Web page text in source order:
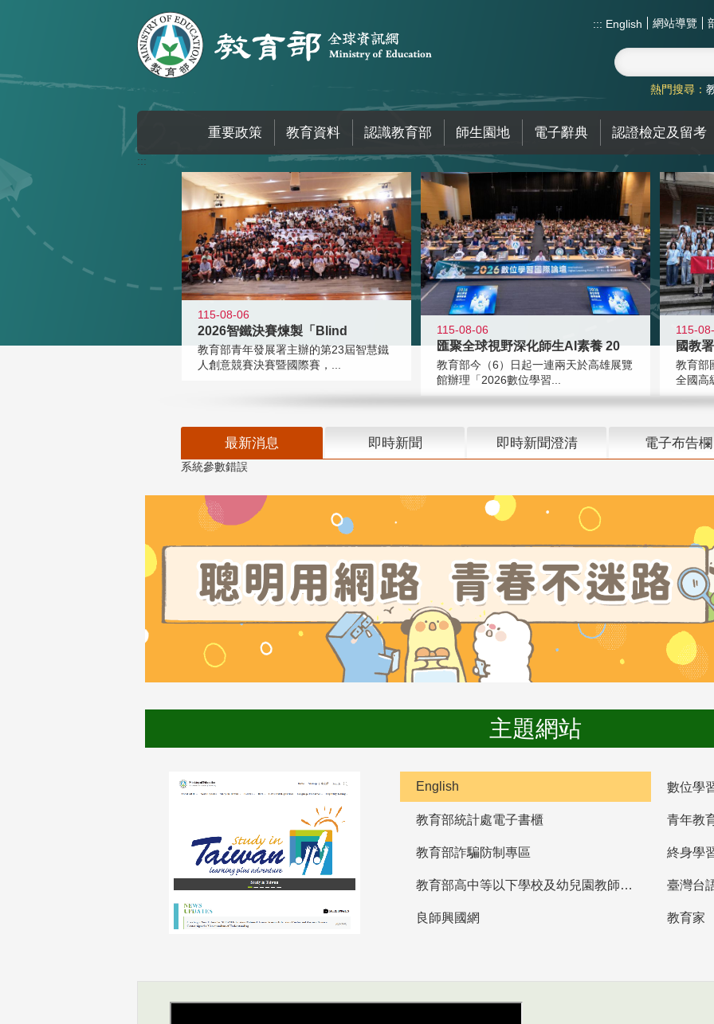
::: English 網站導覽
熱門搜尋：
重要政策 教育資料 認識教育部 師生園地 電子辭典 認證檢定及留考
:::
115-08-06
2026智鐵決賽煉製「Blind
教育部青年發展署主辦的第23屆智慧鐵
人創意競賽決賽暨國際賽，...
115-08-06
匯聚全球視野深化師生AI素養 20
教育部今（6）日起一連兩天於高雄展覽
館辦理「2026數位學習...
115-
教育部
全國高
最新消息 即時新聞 即時新聞澄清 電子布告欄
系統參數錯誤
主題網站
English 數位學
教育部統計處電子書櫃 青年教
教育部詐騙防制專區 終身學
教育部高中等以下學校及幼兒園教師資格檢定考試 臺灣台
良師興國網 教育家